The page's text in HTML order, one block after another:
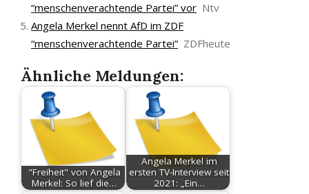
“menschenverachtende Partei” vor Ntv
Angela Merkel nennt AfD im ZDF
“menschenverachtende Partei” ZDFheute
Ähnliche Meldungen:
"Freiheit" von Angela
Merkel: So lief die…
Angela Merkel im
ersten TV-Interview seit
2021: „Ein…